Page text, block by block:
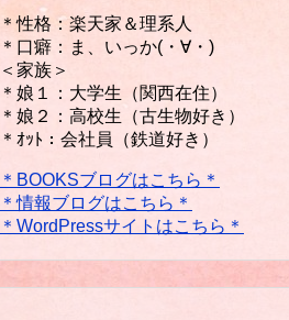
＊性格：楽天家＆理系人
＊口癖：ま、いっか(・∀・)
＜家族＞
＊娘１：大学生（関西在住）
＊娘２：高校生（古生物好き）
＊ｵｯﾄ：会社員（鉄道好き）
＊BOOKSブログはこちら＊
＊情報ブログはこちら＊
＊WordPressサイトはこちら＊